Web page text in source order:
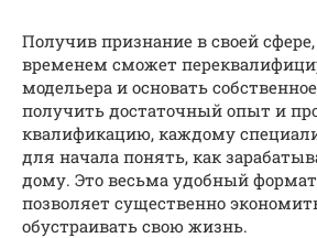
Получив признание в своей
временем сможет
модельера и основать
получить достаточный опыт и
квалификацию, каждому
для начала понять, как
дому. Это весьма удобный
позволяет существенно
обустраивать свою жизнь.